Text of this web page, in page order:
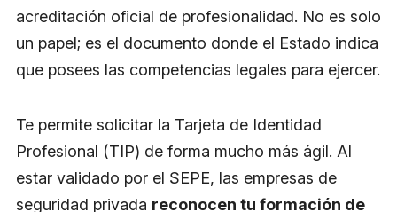
acreditación oficial de profesionalidad. No es solo
un papel; es el documento donde el Estado indica
que posees las competencias legales para ejercer.
Te permite solicitar la Tarjeta de Identidad
Profesional (TIP) de forma mucho más ágil. Al
estar validado por el SEPE, las empresas de
seguridad privada reconocen tu formación de